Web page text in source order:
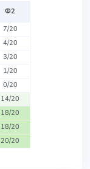
Ф2
7/20
4/20
3/20
1/20
0/20
14/20
18/20
18/20
20/20